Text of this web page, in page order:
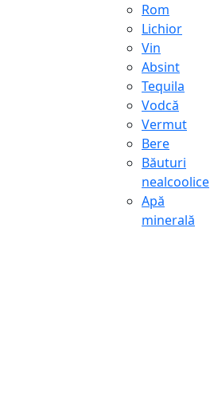
Rom
Lichior
Vin
Absint
Tequila
Vodcă
Vermut
Bere
Băuturi
nealcoolice
Apă
minerală